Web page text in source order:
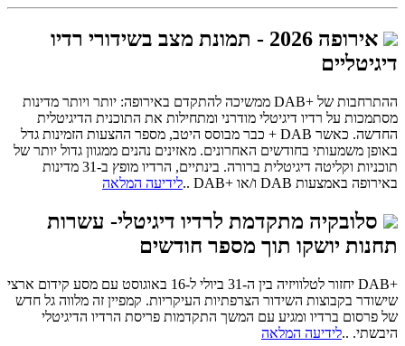
אירופה 2026 - תמונת מצב בשידורי רדיו
דיגיטליים
ההתרחבות של +DAB ממשיכה להתקדם באירופה: יותר ויותר מדינות
מסתמכות על רדיו דיגיטלי מודרני ומתחילות את התוכנית הדיגיטלית
החדשה. כאשר DAB + כבר מבוסס היטב, מספר ההצעות הזמינות גדל
באופן משמעותי בחודשים האחרונים. מאזינים נהנים ממגוון גדול יותר של
תוכניות וקליטה דיגיטלית ברורה. בינתיים, הרדיו מופץ ב-31 מדינות
באירופה באמצעות DAB ו/או +DAB ..
לידיעה המלאה
סלובקיה מתקדמת לרדיו דיגיטלי- עשרות
תחנות יושקו תוך מספר חודשים
+DAB יחזור לטלוויזיה בין ה-31 ביולי ל-16 באוגוסט עם מסע קידום ארצי
שישודר בקבוצות השידור הצרפתיות העיקריות. קמפיין זה מלווה גל חדש
של פרסום ברדיו ומגיע עם המשך התקדמות פריסת הרדיו הדיגיטלי
היבשתי. ..לידיעה המלאה